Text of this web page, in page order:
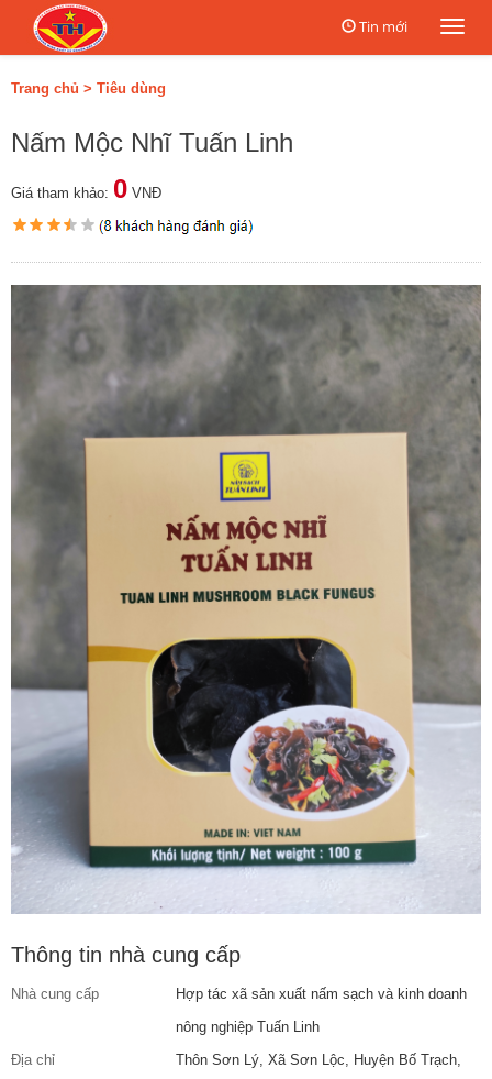
Tin mới
Trang chủ > Tiêu dùng
Nấm Mộc Nhĩ Tuấn Linh
Giá tham khảo: 0 VNĐ
Thông tin nhà cung cấp
Nhà cung cấp
Hợp tác xã sản xuất nấm sạch và kinh doanh
nông nghiệp Tuấn Linh
Địa chỉ
Thôn Sơn Lý, Xã Sơn Lộc, Huyện Bố Trạch,